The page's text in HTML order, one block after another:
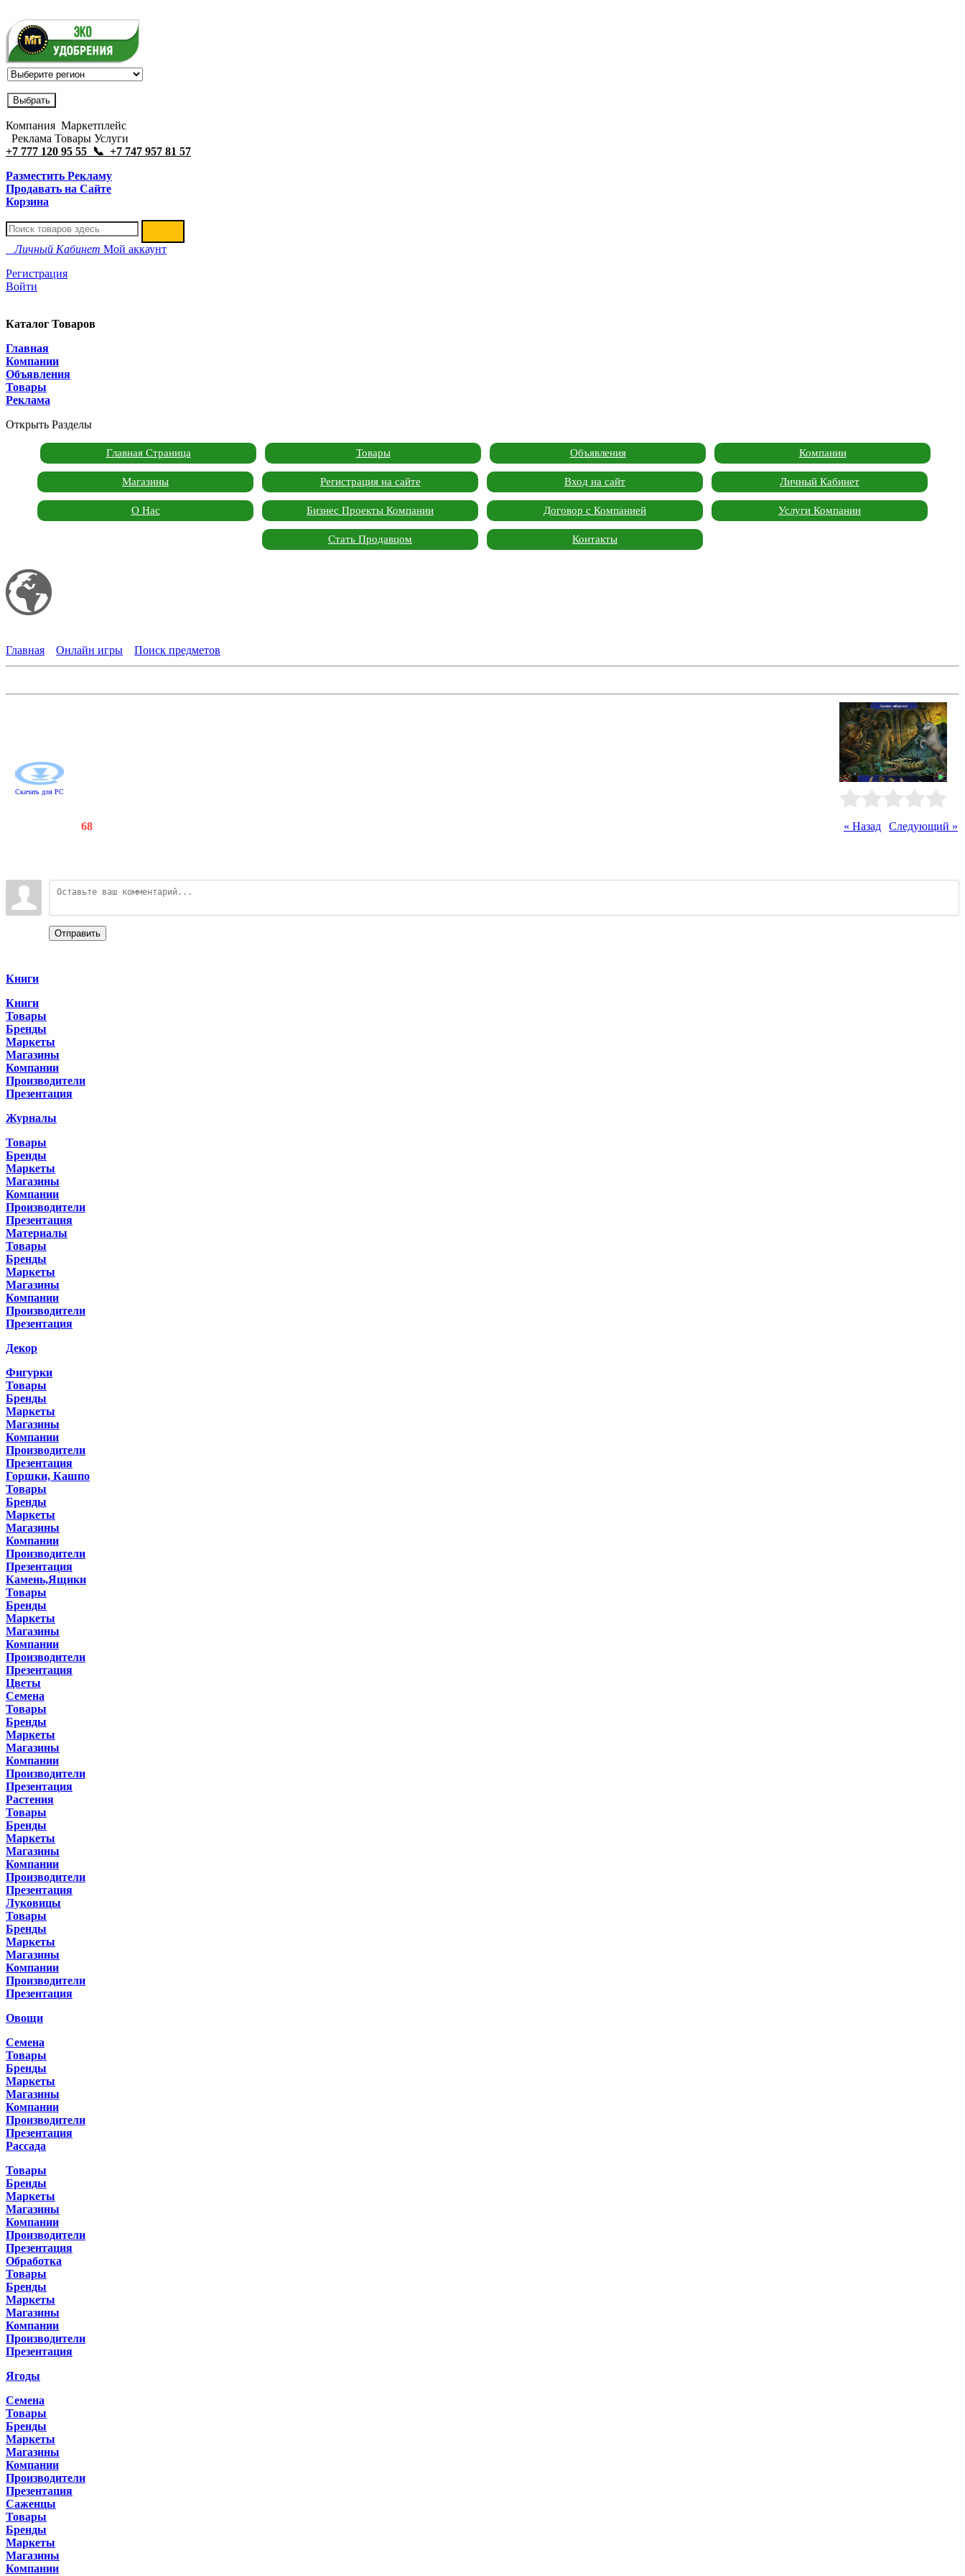
Компания Маркетплейс
Реклама Товары Услуги
+7 777 120 95 55 📞 +7 747 957 81 57
Разместить Рекламу
Продавать на Сайте
Корзина
Личный Кабинет Мой аккаунт
Регистрация
Войти
Каталог Товаров
Главная
Компании
Объявления
Товары
Реклама
Открыть Разделы
Главная Страница Товары Объявления Компании
Магазины Регистрация на сайте Вход на сайт Личный Кабинет
О Нас Бизнес Проекты Компании Договор с Компанией Услуги Компании
Стать Продавцом Контакты
Главная
Онлайн игры Поиск предметов
Скачать для PC
« Назад Следующий »
68
Отправить
Книги
Книги
Товары
Бренды
Маркеты
Магазины
Компании
Производители
Презентация
Журналы
Товары
Бренды
Маркеты
Магазины
Компании
Производители
Презентация
Материалы
Товары
Бренды
Маркеты
Магазины
Компании
Производители
Презентация
Декор
Фигурки
Товары
Бренды
Маркеты
Магазины
Компании
Производители
Презентация
Горшки, Кашпо
Товары
Бренды
Маркеты
Магазины
Компании
Производители
Презентация
Камень,Ящики
Товары
Бренды
Маркеты
Магазины
Компании
Производители
Презентация
Цветы
Семена
Товары
Бренды
Маркеты
Магазины
Компании
Производители
Презентация
Растения
Товары
Бренды
Маркеты
Магазины
Компании
Производители
Презентация
Луковицы
Товары
Бренды
Маркеты
Магазины
Компании
Производители
Презентация
Овощи
Семена
Товары
Бренды
Маркеты
Магазины
Компании
Производители
Презентация
Рассада
Товары
Бренды
Маркеты
Магазины
Компании
Производители
Презентация
Обработка
Товары
Бренды
Маркеты
Магазины
Компании
Производители
Презентация
Ягоды
Семена
Товары
Бренды
Маркеты
Магазины
Компании
Производители
Презентация
Саженцы
Товары
Бренды
Маркеты
Магазины
Компании